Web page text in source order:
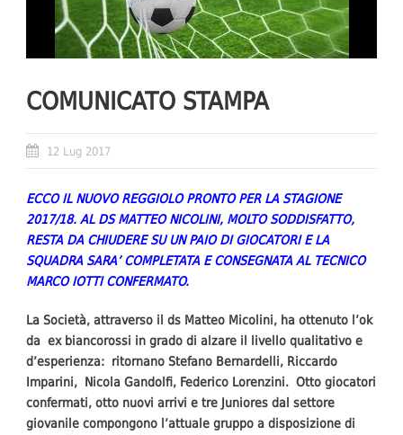
COMUNICATO STAMPA
12 Lug 2017
ECCO IL NUOVO REGGIOLO PRONTO PER LA STAGIONE
2017/18. AL DS MATTEO NICOLINI, MOLTO SODDISFATTO,
RESTA DA CHIUDERE SU UN PAIO DI GIOCATORI E LA
SQUADRA SARA’ COMPLETATA E CONSEGNATA AL TECNICO
MARCO IOTTI CONFERMATO.
La Società, attraverso il ds Matteo Micolini, ha ottenuto l’ok
da ex biancorossi in grado di alzare il livello qualitativo e
d’esperienza: ritornano Stefano Bernardelli, Riccardo
Imparini, Nicola Gandolfi, Federico Lorenzini. Otto giocatori
confermati, otto nuovi arrivi e tre Juniores dal settore
giovanile compongono l’attuale gruppo a disposizione di